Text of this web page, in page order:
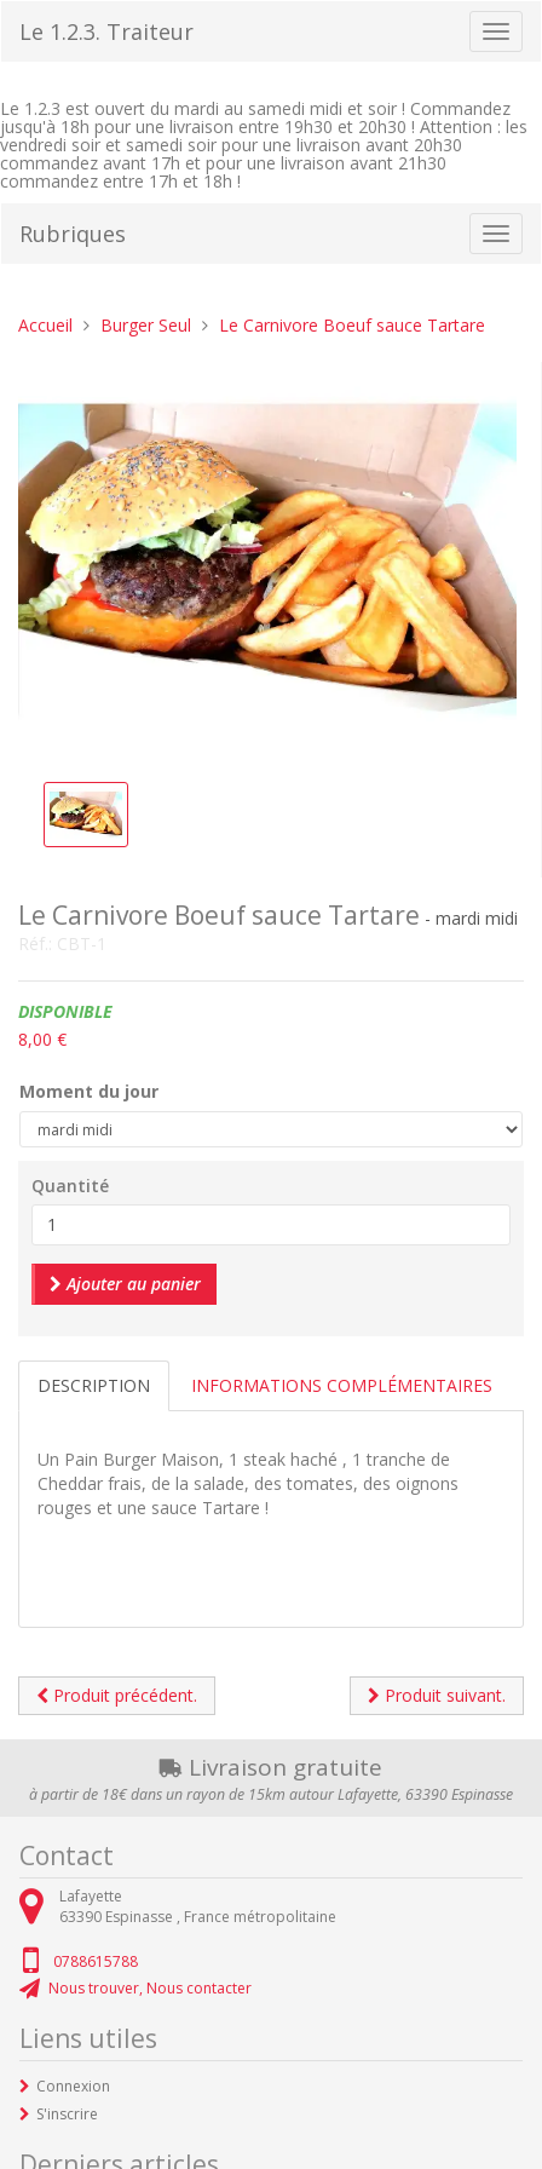
la
Le 1.2.3. Traiteur
Le 1.2.3 est ouvert du mardi au samedi midi et soir ! Commandez
jusqu'à 18h pour une livraison entre 19h30 et 20h30 ! Attention : les
vendredi soir et samedi soir pour une livraison avant 20h30
commandez avant 17h et pour une livraison avant 21h30
commandez entre 17h et 18h !
la
Rubriques
Vous
Accueil Burger Seul Le Carnivore Boeuf sauce Tartare
Le Carnivore Boeuf sauce Tartare - mardi midi
Réf.: CBT-1
Disponibilité:
DISPONIBLE
8,00 €
Moment du jour
Quantité
Ajouter au panier
DESCRIPTION INFORMATIONS COMPLÉMENTAIRES
Un Pain Burger Maison, 1 steak haché , 1 tranche de
Cheddar frais, de la salade, des tomates, des oignons
rouges et une sauce Tartare !
Produit précédent. Produit suivant.
Livraison gratuite
à partir de 18€ dans un rayon de 15km autour Lafayette, 63390 Espinasse
Contact
Lafayette
63390 Espinasse , France métropolitaine
0788615788
Nous trouver, Nous contacter
Liens utiles
Connexion
S'inscrire